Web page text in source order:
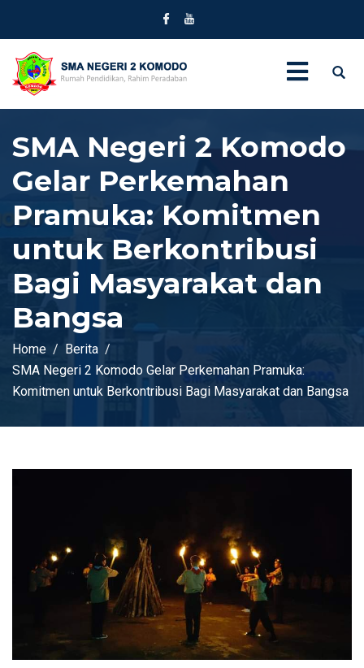
SMA Negeri 2 Komodo
Gelar Perkemahan
Pramuka: Komitmen
untuk Berkontribusi
Bagi Masyarakat dan
Bangsa
Home
Berita
SMA Negeri 2 Komodo Gelar Perkemahan Pramuka:
Komitmen untuk Berkontribusi Bagi Masyarakat dan Bangsa